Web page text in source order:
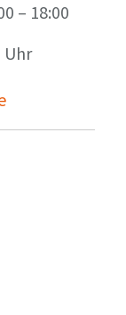
– 18:00
Uhr